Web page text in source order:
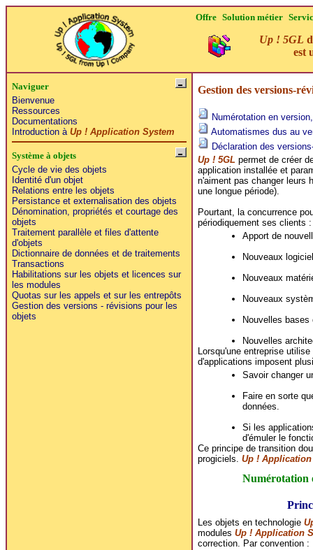
Offre Solution métier
Up ! 5GL
est
Naviguer
Bienvenue
Ressources
Documentations
Introduction à Up ! Application System
Système à objets
Cycle de vie des objets
Identité d'un objet
Relations entre les objets
Persistance et externalisation des objets
Dénomination, propriétés et courtage des
objets
Traitement parallèle et files d'attente
d'objets
Dictionnaire de données et de traitements
Transactions
Habilitations sur les objets et licences sur
les modules
Quotas sur les appels et sur les entrepôts
Gestion des versions - révisions pour les
objets
Gestion des versions-
Numérotation en
Automatismes dus au
Déclaration des
Up ! 5GL permet de créer
application installée et
n'aiment pas changer leurs
une longue période).
Pourtant, la concurrence
périodiquement ses clients :
Apport de
Nouveaux
Nouveaux
Nouveaux
Nouvelles
Nouvelles
Lorsqu'une entreprise
d'applications imposent
Savoir changer
Faire en sorte
données.
Si les
d'émuler le
Ce principe de transition
progiciels. Up !
Numérotation
Les objets en technologie
modules Up ! Application
correction. Par convention :